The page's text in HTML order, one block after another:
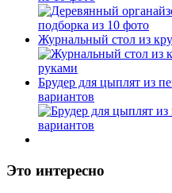
Журнальный стол из
Брудер для цыплят из
вариантов
Это интересно